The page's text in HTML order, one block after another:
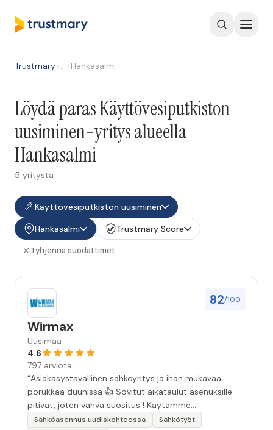
Trustmary>…>Hankasalmi
Löydä paras Käyttövesiputkiston
uusiminen-yritys alueella
Hankasalmi
5 yritystä
Käyttövesiputkiston uusiminen
Hankasalmi
Trustmary Score
Tyhjennä suodattimet
82/100
Wirmax
Uusimaa
4.6
797 arviota
“Asiakasystävällinen sähköyritys ja ihan mukavaa
porukkaa duunissa 👍 Sovitut aikataulut asenuksille
pitivät, joten vahva suositus ! Käytämme
seuraavallakin kerralla!”
Sähköasennus uudiskohteessa
Sähkötyöt